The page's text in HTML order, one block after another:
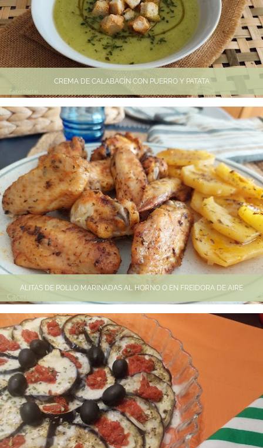
CREMA DE CALABACÍN CON PUERRO Y PATATA
ALITAS DE POLLO MARINADAS AL HORNO O EN FREIDORA DE AIRE